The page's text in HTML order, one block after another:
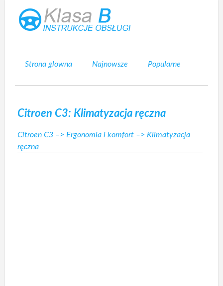
Strona glowna Najnowsze Popularne
Citroen C3: Klimatyzacja ręczna
Citroen C3 –> Ergonomia i komfort –> Klimatyzacja
ręczna